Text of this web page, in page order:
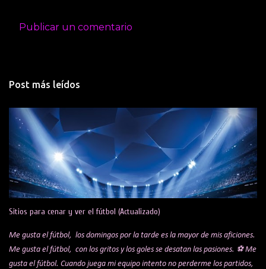
e
n
t
a
r
i
o
s
Publicar un comentario
Post más leídos
Sitios para cenar y ver el fútbol (Actualizado)
Me gusta el fútbol, los domingos por la tarde es la mayor de mis aficiones.
Me gusta el fútbol, con los gritos y los goles se desatan las pasiones. ⚽ Me
gusta el fútbol. Cuando juega mi equipo intento no perderme los partidos,